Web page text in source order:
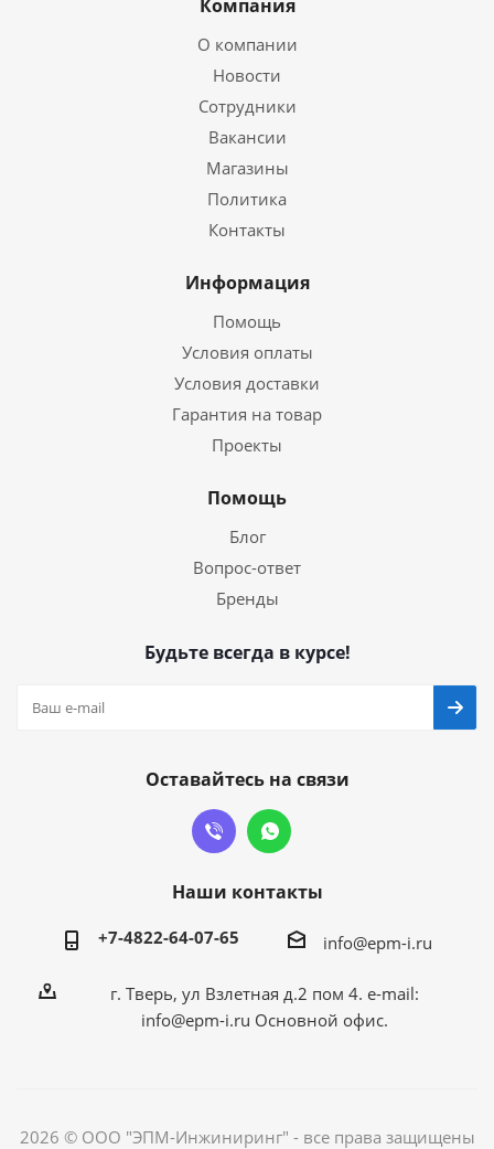
Компания
О компании
Новости
Сотрудники
Вакансии
Магазины
Политика
Контакты
Информация
Помощь
Условия оплаты
Условия доставки
Гарантия на товар
Проекты
Помощь
Блог
Вопрос-ответ
Бренды
Будьте всегда в курсе!
Оставайтесь на связи
Наши контакты
+7-4822-64-07-65 info@epm-i.ru
г. Тверь, ул Взлетная д.2 пом 4. e-mail:
info@epm-i.ru Основной офис.
2026 © ООО "ЭПМ-Инжиниринг" - все права защищены